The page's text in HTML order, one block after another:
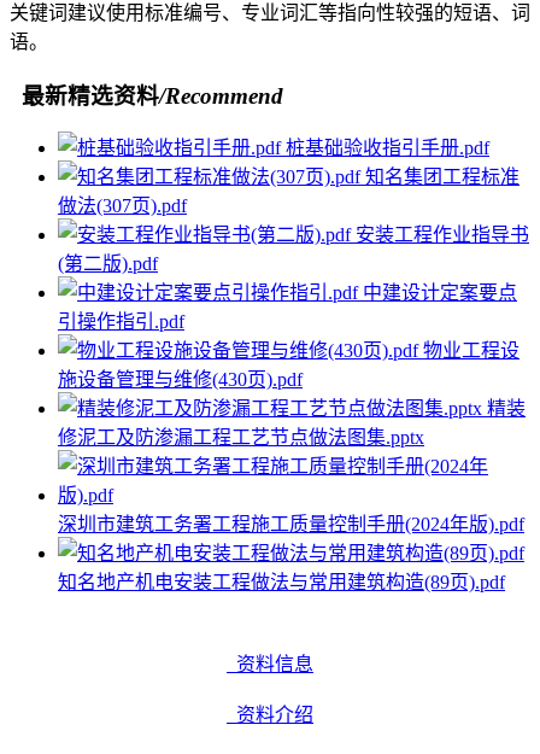
关键词建议使用标准编号、专业词汇等指向性较强的短语、词
语。
最新精选资料/Recommend
桩基础验收指引手册.pdf
知名集团工程标准
做法(307页).pdf
安装工程作业指导书
(第二版).pdf
中建设计定案要点
引操作指引.pdf
物业工程设
施设备管理与维修(430页).pdf
精装
修泥工及防渗漏工程工艺节点做法图集.pptx
深圳市建筑工务署工程施工质量控制手册(2024年版).pdf
知名地产机电安装工程做法与常用建筑构造(89页).pdf
资料信息
资料介绍